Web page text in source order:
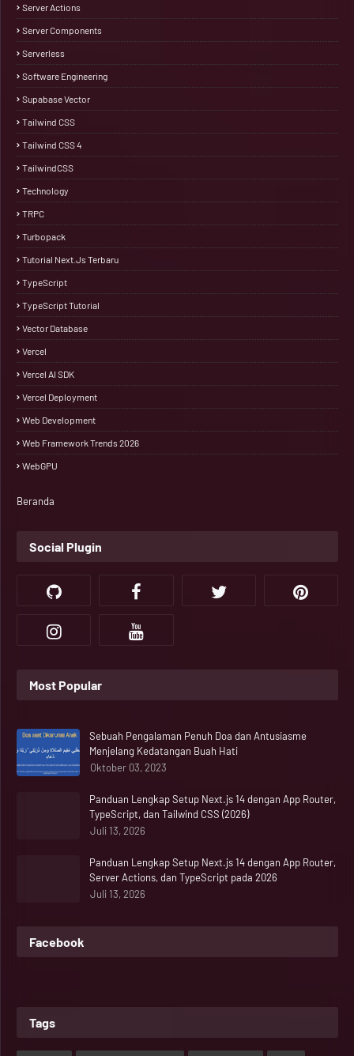
Server Actions
Server Components
Serverless
Software Engineering
Supabase Vector
Tailwind CSS
Tailwind CSS 4
TailwindCSS
Technology
TRPC
Turbopack
Tutorial Next.js Terbaru
TypeScript
TypeScript Tutorial
Vector Database
Vercel
Vercel AI SDK
Vercel Deployment
Web Development
Web Framework Trends 2026
WebGPU
Beranda
Social Plugin
Most Popular
Sebuah Pengalaman Penuh Doa dan Antusiasme
Menjelang Kedatangan Buah Hati
Oktober 03, 2023
Panduan Lengkap Setup Next.js 14 dengan App Router,
TypeScript, dan Tailwind CSS (2026)
Juli 13, 2026
Panduan Lengkap Setup Next.js 14 dengan App Router,
Server Actions, dan TypeScript pada 2026
Juli 13, 2026
Facebook
Tags